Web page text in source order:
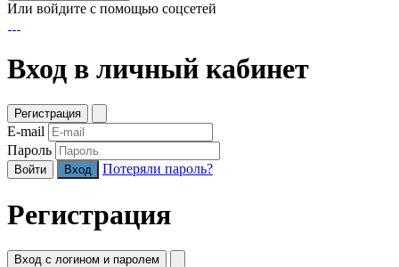
Или войдите с помощью соцсетей
Вход в личный кабинет
Регистрация
E-mail
Пароль
Войти Потеряли пароль?
Регистрация
Вход с логином и паролем